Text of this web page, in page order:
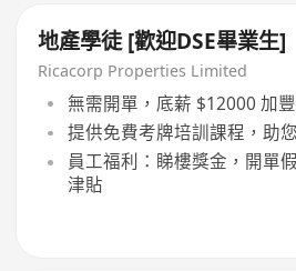
地產學徒 [歡迎DSE畢業生]
Ricacorp Properties Limited
無需開單，底薪 $12000 加
提供免費考牌培訓課程，助
員工福利：睇樓獎金，開單
津貼